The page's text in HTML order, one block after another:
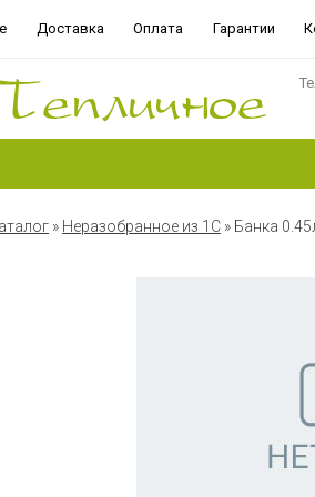
Доставка Оплата Гарантии
» Неразобранное из 1С » Банка